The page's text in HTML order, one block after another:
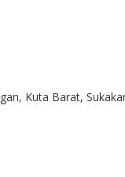
Kuta Barat,